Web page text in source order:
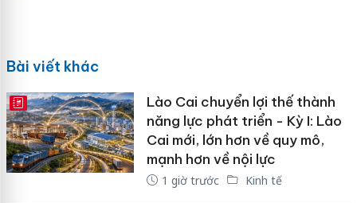
Bài viết khác
E-MAGAZINE
Lào Cai chuyển lợi thế thành
năng lực phát triển - Kỳ I: Lào
Cai mới, lớn hơn về quy mô,
mạnh hơn về nội lực
1 giờ trước Kinh tế